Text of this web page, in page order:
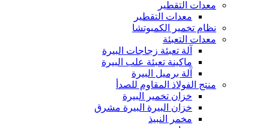
معدات التقطير
معدات التقطير
نظام تخمير الكمبوتشا
معدات التعبئة
آلة تعبئة زجاجات البيرة
ماكينة تعبئة علب البيرة
آلة برميل البيرة
منتج الفولاذ المقاوم للصدأ
خزان تخمير البيرة
خزان البيرة البيرة مشرق
مخمر النبيذ